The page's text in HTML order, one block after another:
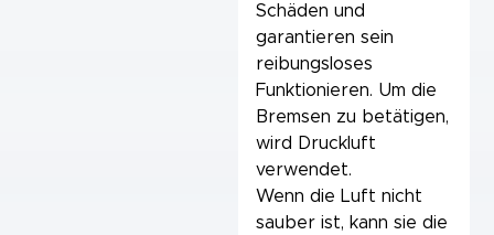
Schäden und
garantieren sein
reibungsloses
Funktionieren. Um die
Bremsen zu betätigen,
wird Druckluft
verwendet.
Wenn die Luft nicht
sauber ist, kann sie die